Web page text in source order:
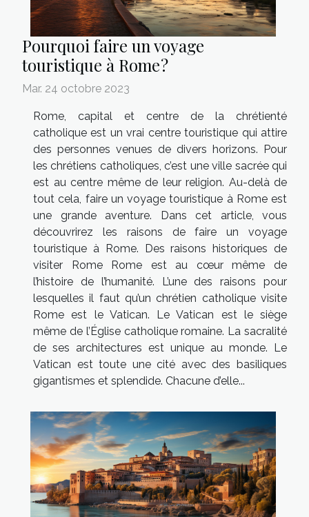
Pourquoi faire un voyage
touristique à Rome ?
Mar. 24 octobre 2023
Rome, capital et centre de la chrétienté
catholique est un vrai centre touristique qui attire
des personnes venues de divers horizons. Pour
les chrétiens catholiques, c’est une ville sacrée qui
est au centre même de leur religion. Au-delà de
tout cela, faire un voyage touristique à Rome est
une grande aventure. Dans cet article, vous
découvrirez les raisons de faire un voyage
touristique à Rome. Des raisons historiques de
visiter Rome Rome est au cœur même de
l’histoire de l’humanité. L’une des raisons pour
lesquelles il faut qu’un chrétien catholique visite
Rome est le Vatican. Le Vatican est le siège
même de l’Église catholique romaine. La sacralité
de ses architectures est unique au monde. Le
Vatican est toute une cité avec des basiliques
gigantismes et splendide. Chacune d’elle...